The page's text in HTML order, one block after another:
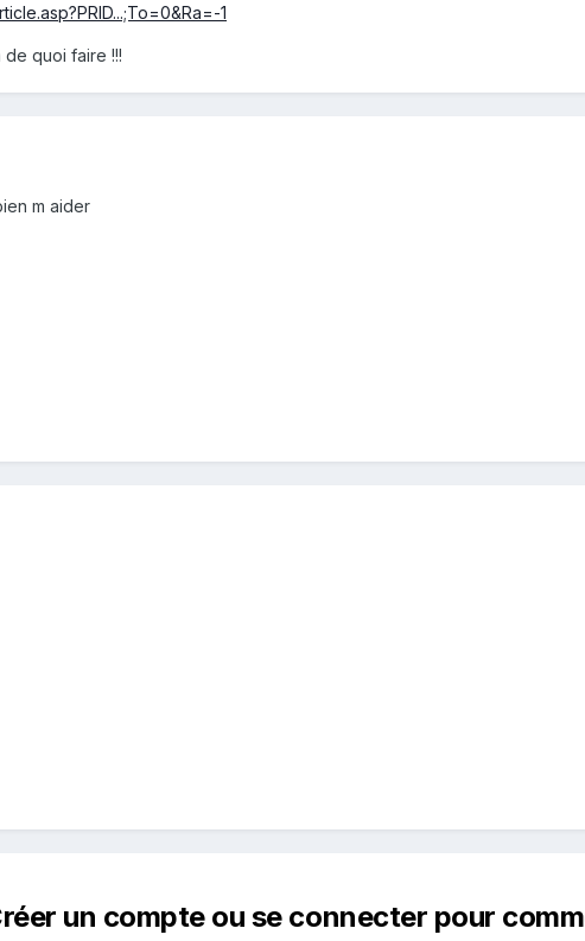
1
de quoi faire !!!
m aider
un compte ou se connecter pour